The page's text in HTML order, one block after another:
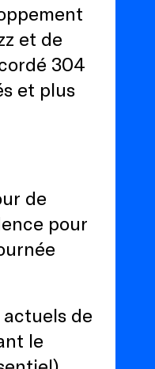
et de
304
et plus
de
pour
de
le